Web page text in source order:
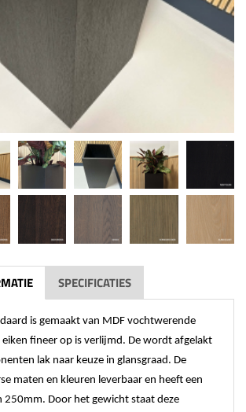
SPECIFICATIES
is gemaakt van MDF vochtwerende
fineer op is verlijmd. De wordt afgelakt
lak naar keuze in glansgraad. De
maten en kleuren leverbaar en heeft een
250mm. Door het gewicht staat deze